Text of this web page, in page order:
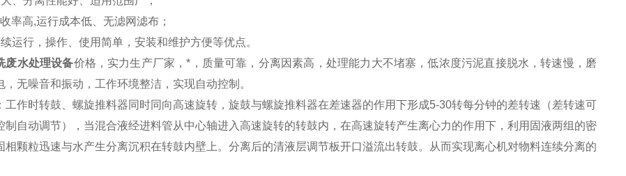
率高,运行成本低、无滤网滤布；
运行，操作、使用简单，安装和维护方便等优点。
废水处理设备价格，实力生产厂家，*，质量可靠，分离因素高，处理能力大不堵塞，低浓度污泥直接脱水，转速慢，磨
，无噪音和振动，工作环境整洁，实现自动控制。
工作时转鼓、螺旋推料器同时同向高速旋转，旋鼓与螺旋推料器在差速器的作用下形成5-30转每分钟的差转速（差转速可
制自动调节），当混合液经进料管从中心轴进入高速旋转的转鼓内，在高速旋转产生离心力的作用下，利用固液两组的密
相颗粒迅速与水产生分离沉积在转鼓内壁上。分离后的清液层调节板开口溢流出转鼓。从而实现离心机对物料连续分离的